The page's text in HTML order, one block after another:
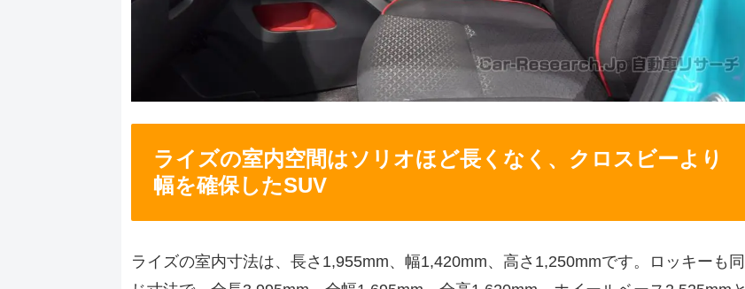
ライズの室内空間はソリオほど長くなく、クロスビーより
幅を確保したSUV
ライズの室内寸法は、長さ1,955mm、幅1,420mm、高さ1,250mmです。ロッキーも同